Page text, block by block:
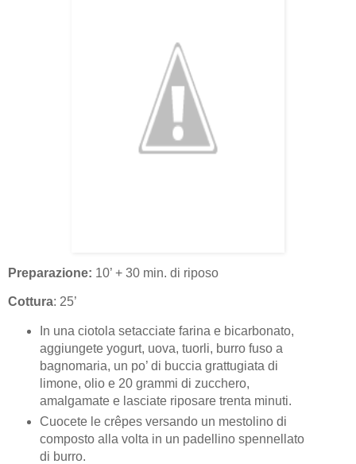
Preparazione: 10’ + 30 min. di riposo
Cottura: 25’
In una ciotola setacciate farina e bicarbonato,
aggiungete yogurt, uova, tuorli, burro fuso a
bagnomaria, un po’ di buccia grattugiata di
limone, olio e 20 grammi di zucchero,
amalgamate e lasciate riposare trenta minuti.
Cuocete le crêpes versando un mestolino di
composto alla volta in un padellino spennellato
di burro.